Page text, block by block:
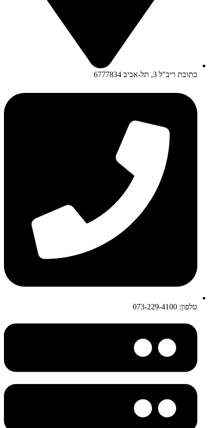
כתובת ריב"ל 3, תל-אביב 6777834
טלפון: 073-229-4100